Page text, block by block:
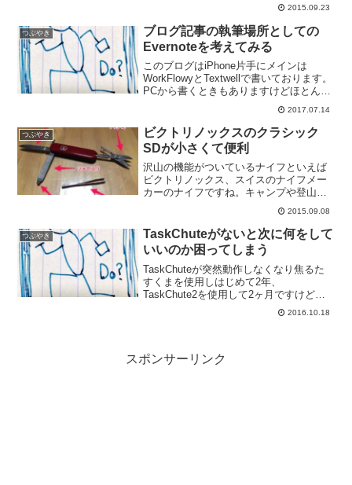
んですよね。一番安いモデルだけあって
2015.09.23
つぶやき
ブログ記事の執筆場所としての
Evernoteを考えてみる
このブログはiPhone片手にメインは
WorkFlowyとTextwellで書いております。
PCから書くときもありますけどほとんど
はiPhoneから。ポメラで書きますがポメ
ラの文章をiPhoneにコピーしてネットに
持っていく。下書きをMem...
2017.07.14
つぶやき
ビクトリノックスのクラシック
SDが小さくて便利
沢山の機能がついているナイフといえば
ビクトリノックス、スイスのナイフメー
カーのナイフですね。キャンプや登山な
どアウトドアで荷物を減らす為に持ち歩
くイメージですね。実際、私も学生のこ
ろはもっと廉価なナイフでしたがキャン
プ用品として持ち歩いてい...
2015.09.08
つぶやき
TaskChuteがないと次に何をして
いいのか困ってしまう
TaskChuteが突然動作しなくなり焦るた
すくまを使用しはじめて2年、
TaskChute2を使用して2ヶ月ですけど、
しっかりわたしの行動にタスクシュート
式のタスク管理が馴染んできておりまし
2016.10.18
スポンサーリンク